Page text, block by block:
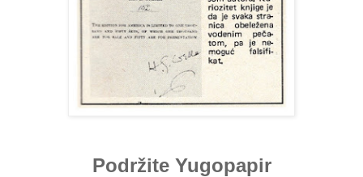
Podržite Yugopapir